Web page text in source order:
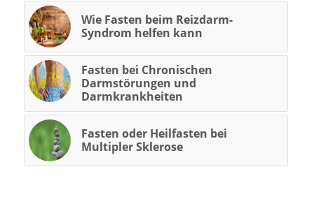
Wie Fasten beim Reizdarm-
Syndrom helfen kann
Fasten bei Chronischen
Darmstörungen und
Darmkrankheiten
Fasten oder Heilfasten bei
Multipler Sklerose